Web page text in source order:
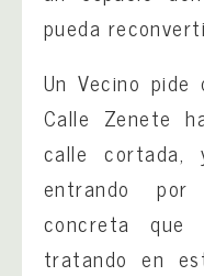
pueda
Un Vecino
Calle Zenete
calle
entrando
concreta
tratando en